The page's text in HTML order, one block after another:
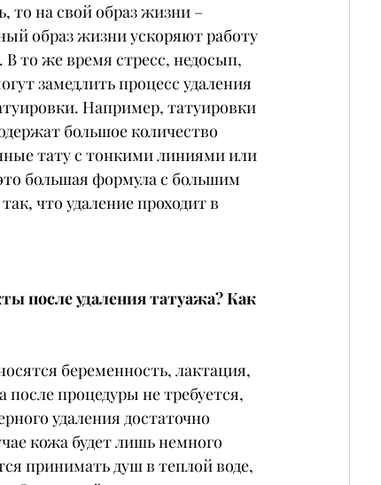
то на свой образ жизни –
образ жизни ускоряют работу
то же время стресс, недосып,
замедлить процесс удаления
Например, татуировки
большое количество
тату с тонкими линиями или
большая формула с большим
что удаление проходит в
после удаления татуажа? Как
беременность, лактация,
процедуры не требуется,
удаления достаточно
кожа будет лишь немного
принимать душ в теплой воде,